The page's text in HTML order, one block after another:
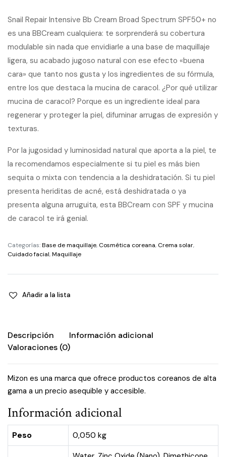
Snail Repair Intensive Bb Cream Broad Spectrum SPF50+ no
es una BBCream cualquiera: te sorprenderá su cobertura
modulable sin nada que envidiarle a una base de maquillaje
ligera, su acabado jugoso natural con ese efecto «buena
cara» que tanto nos gusta y los ingredientes de su fórmula,
entre los que destaca la mucina de caracol. ¿Por qué utilizar
mucina de caracol? Porque es un ingrediente ideal para
regenerar y proteger la piel, difuminar arrugas de expresión y
texturas.
Por la jugosidad y luminosidad natural que aporta a la piel, te
la recomendamos especialmente si tu piel es más bien
sequita o mixta con tendencia a la deshidratación. Si tu piel
presenta heriditas de acné, está deshidratada o ya
presenta alguna arruguita, esta BBCream con SPF y mucina
de caracol te irá genial.
Categorías:Base de maquillaje, Cosmética coreana, Crema solar,
Cuidado facial,Maquillaje
Añadir a la lista
Descripción
Información adicional
Valoraciones (0)
Mizon es una marca que ofrece productos coreanos de alta
gama a un precio asequible y accesible.
Información adicional
Peso 0,050 kg